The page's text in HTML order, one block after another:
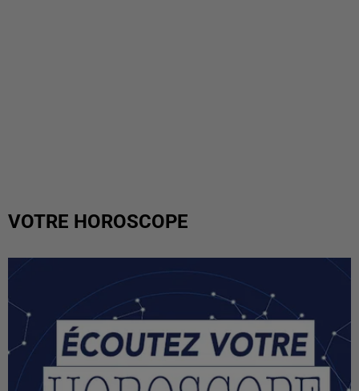
VOTRE HOROSCOPE